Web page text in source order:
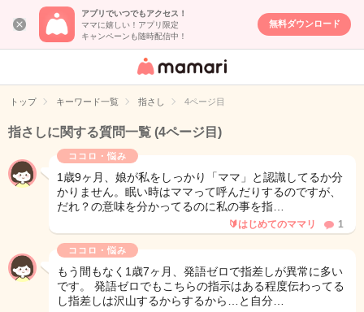
アプリでいつでもアクセス！
ママに嬉しい！アプリ限定
キャンペーンも随時配信中！
無料ダウンロード
女性専用匿名QA
イト
トップ キーワード一覧 指さし 4ページ目
指さしに関する質問一覧 (4ページ目)
ココロ・悩み
1歳9ヶ月、娘が私をしっかり「ママ」と認識してるか分
かりません。眠い時はママって呼んだりするのですが、
だれ？の意味を分かってるのに私の事を指…
🔰はじめてのママリ 1
ココロ・悩み
もう間もなく1歳7ヶ月、発語ゼロで指差しが異常に多い
です。 発語ゼロでもこちらの指示はある程度伝わってる
し指差しは沢山するからするから…と自分…